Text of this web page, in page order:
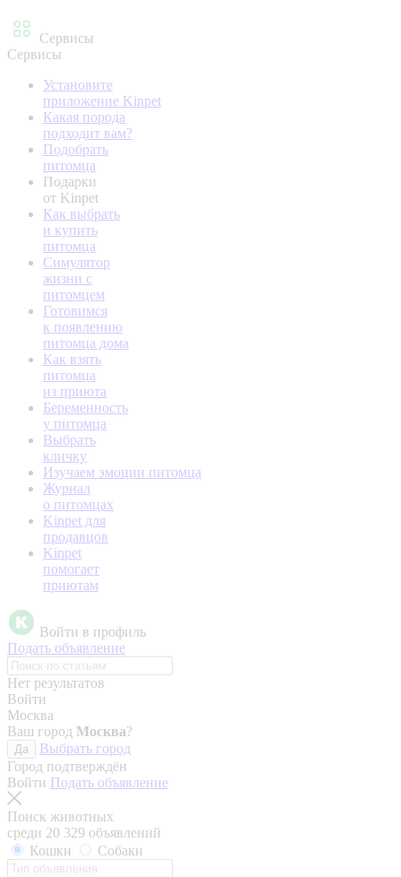
Сервисы
Сервисы
Установите
приложение Kinpet
Какая порода
подходит вам?
Подобрать
питомца
Подарки
от Kinpet
Как выбрать
и купить
питомца
Симулятор
жизни с
питомцем
Готовимся
к появлению
питомца дома
Как взять
питомца
из приюта
Беременность
у питомца
Выбрать
кличку
Изучаем эмоции питомца
Журнал
о питомцах
Kinpet для
продавцов
Kinpet
помогает
приютам
Войти в профиль
Подать объявление
Нет результатов
Войти
Москва
Ваш город Москва?
Да
Выбрать город
Город подтверждён
Войти Подать объявление
Поиск животных
среди 20 329 объявлений
Кошки
Собаки